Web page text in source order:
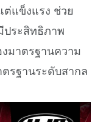
แข็งแรง ช่วย
ประสิทธิภาพ
มาตรฐานความ
ตรฐานระดับสากล